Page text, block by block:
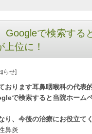
Googleで検索する
上位に！
らせ]
おります耳鼻咽喉科の代表
で検索すると当院ホーム
り、今後の治療にお役立て
鼻炎